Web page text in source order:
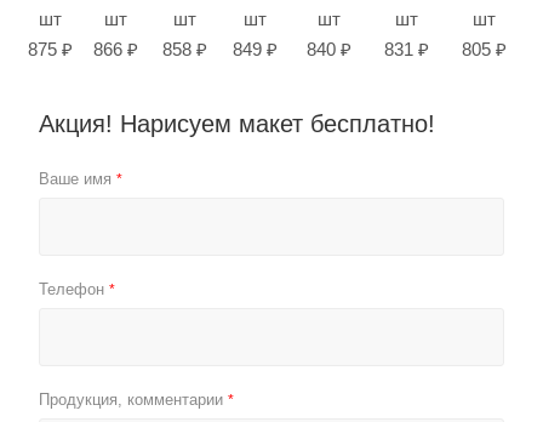
шт
875 ₽
шт
866 ₽
шт
858 ₽
шт
849 ₽
шт
840 ₽
шт
831 ₽
шт
805 ₽
Акция! Нарисуем макет бесплатно!
Ваше имя *
Телефон *
Продукция, комментарии *